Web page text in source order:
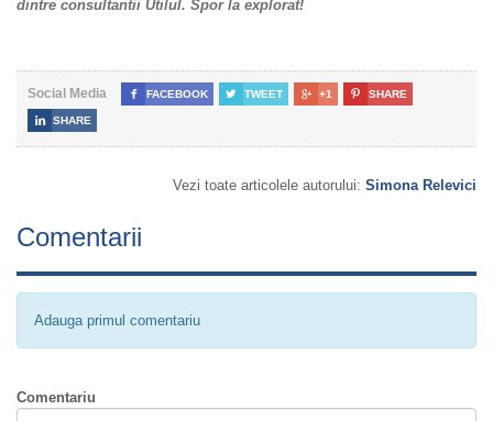
dintre consultantii Utilul. Spor la explorat!
Social Media  FACEBOOK  TWEET  +1  SHARE
 SHARE
Vezi toate articolele autorului: Simona Relevici
Comentarii
Adauga primul comentariu
Comentariu